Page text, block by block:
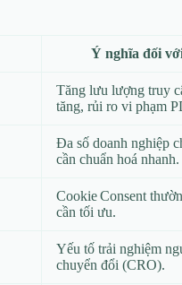
Ý nghĩa đối
Tăng lưu lượng truy
tăng, rủi ro vi phạm
Đa số doanh nghiệp
cần chuẩn hoá nhanh.
Cookie Consent
cần tối ưu.
Yếu tố trải nghiệm
chuyển đổi (CRO).